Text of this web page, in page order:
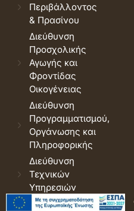
Περιβάλλοντος
& Πρασίνου
Διεύθυνση
Προσχολικής
Αγωγής και
Φροντίδας
Οικογένειας
Διεύθυνση
Προγραμματισμού,
Οργάνωσης και
Πληροφορικής
Διεύθυνση
Τεχνικών
Υπηρεσιών
© 2026 Δήμος Δράμας. Όροι